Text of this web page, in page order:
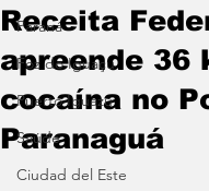
Paraná
Foz do Iguaçu
Puerto Iguazu
Saúde
Ciudad del Este
Receita
apreende 36
cocaína no
Paranaguá